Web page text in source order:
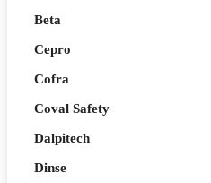
Beta
Cepro
Cofra
Coval Safety
Dalpitech
Dinse